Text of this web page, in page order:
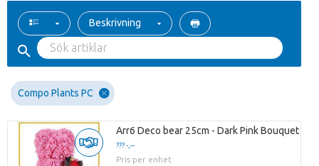
Beskrivning
Compo Plants PC
Arr6 Deco bear 25cm - Dark Pink Bouquet
??? -,--
Pris per enhet